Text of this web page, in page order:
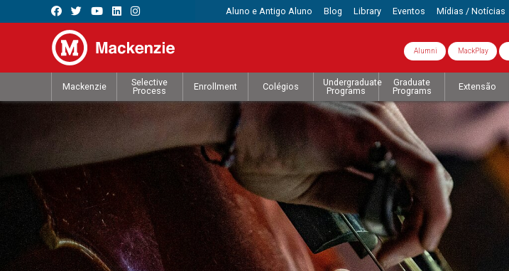
Aluno e Antigo Aluno Blog Library Eventos Mídias / Notícias
Alumni MackPlay
Mackenzie
Selective
Process
Enrollment Colégios
Undergraduate
Programs
Graduate
Programs
Extensão